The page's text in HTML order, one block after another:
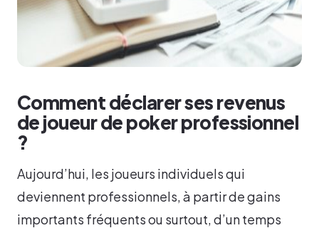
Comment déclarer ses revenus
de joueur de poker professionnel
?
Aujourd’hui, les joueurs individuels qui
deviennent professionnels, à partir de gains
importants fréquents ou surtout, d’un temps